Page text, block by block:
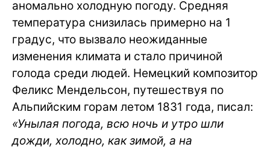
аномально холодную погоду. Средняя
температура снизилась примерно на 1
градус, что вызвало неожиданные
изменения климата и стало причиной
голода среди людей. Немецкий композитор
Феликс Мендельсон, путешествуя по
Альпийским горам летом 1831 года, писал:
«Унылая погода, всю ночь и утро шли
дожди, холодно, как зимой, а на